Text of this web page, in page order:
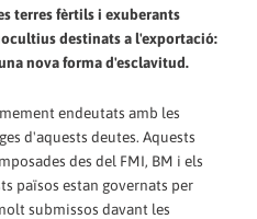
terres fèrtils i exuberants
destinats a l'exportació:
nova forma d'esclavitud.
endeutats amb les
d'aquests deutes. Aquests
des del FMI, BM i els
països estan governats per
submissos davant les